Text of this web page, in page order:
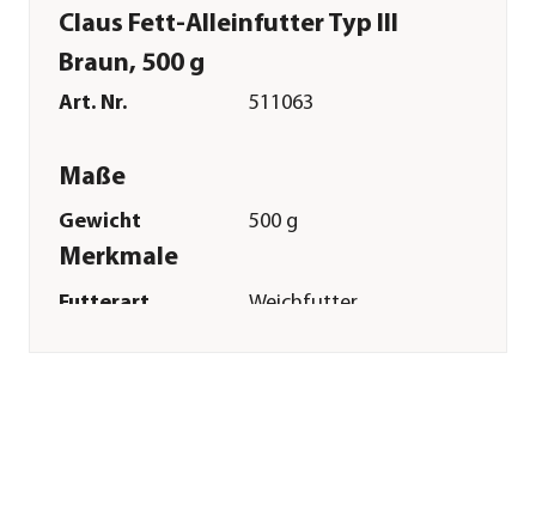
Claus Fett-Alleinfutter Typ III
Braun, 500 g
Art. Nr. 511063
Maße
Gewicht 500 g
Merkmale
Futterart
Weichfutter